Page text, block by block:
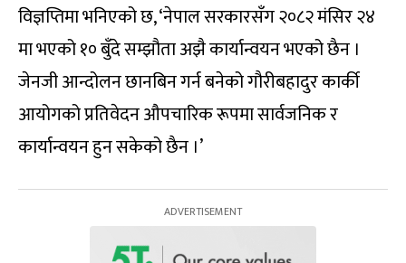
विज्ञप्तिमा भनिएको छ, ‘नेपाल सरकारसँग २०८२ मंसिर २४
मा भएको १० बुँदे सम्झौता अझै कार्यान्वयन भएको छैन ।
जेनजी आन्दोलन छानबिन गर्न बनेको गौरीबहादुर कार्की
आयोगको प्रतिवेदन औपचारिक रूपमा सार्वजनिक र
कार्यान्वयन हुन सकेको छैन ।’